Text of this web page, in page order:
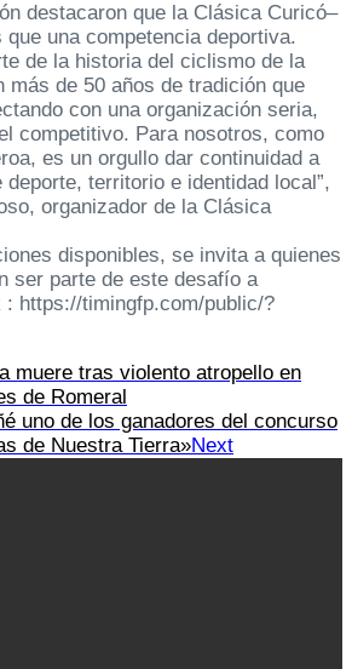
destacaron que la Clásica Curicó–
una competencia deportiva.
de la historia del ciclismo de la
más de 50 años de tradición que
con una organización seria,
competitivo. Para nosotros, como
es un orgullo dar continuidad a
territorio e identidad local”,
organizador de la Clásica
disponibles, se invita a quienes
ser parte de este desafío a
https://timingfp.com/public/?
muere tras violento atropello en
de Romeral
uno de los ganadores del concurso
de Nuestra Tierra»Next